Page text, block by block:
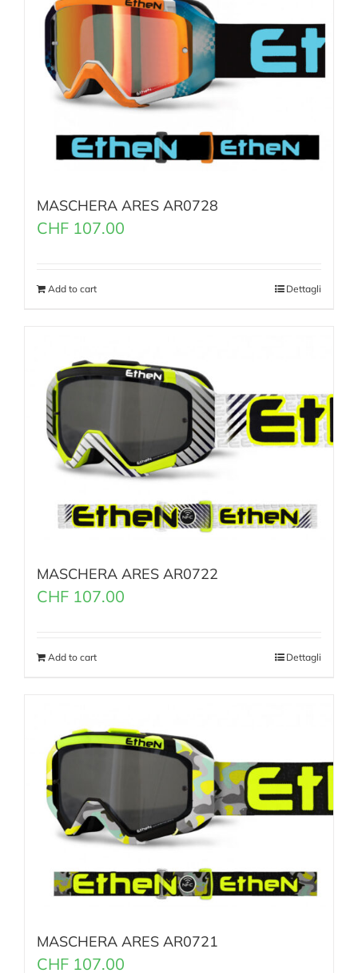
MASCHERA ARES AR0728
CHF 107.00
Add to cart Dettagli
MASCHERA ARES AR0722
CHF 107.00
Add to cart Dettagli
MASCHERA ARES AR0721
CHF 107.00